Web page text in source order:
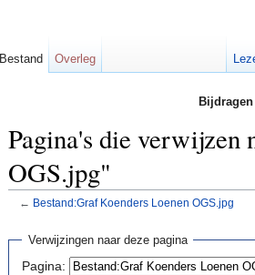
Pagina's die verwijzen
OGS.jpg"
← Bestand:Graf Koenders Loenen OGS.jpg
Verwijzingen naar deze pagina
Pagina:
Bestand Overleg